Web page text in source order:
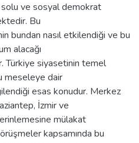
ve sosyal demokrat
Bu
bundan nasıl etkilendiği ve bu
alacağı
Türkiye siyasetinin temel
meseleye dair
esas konudur. Merkez
İzmir ve
mülakat
kapsamında bu